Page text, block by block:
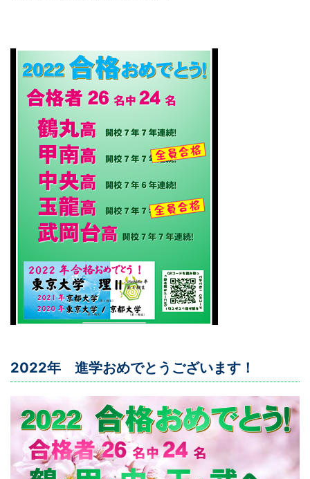
2022年 進学おめでとうございます！